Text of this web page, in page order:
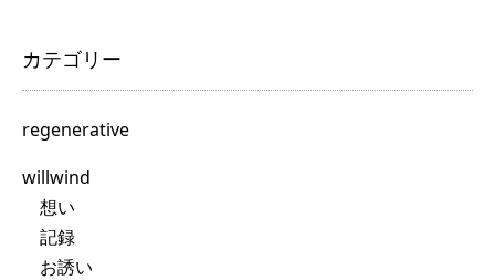
カテゴリー
regenerative
willwind
想い
記録
お誘い